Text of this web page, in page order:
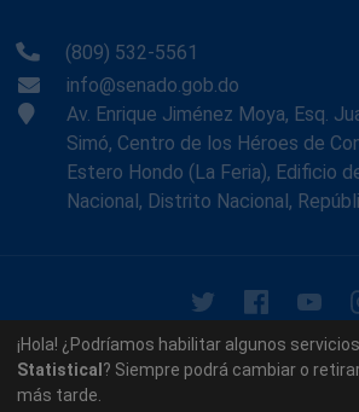
(809) 532-5561
info@senado.gob.do
Av. Enrique Jiménez Moya, Esq.
Simó, Centro de los Héroes de
Estero Hondo (La Feria), Edificio
Nacional, Distrito Nacional,
© 2026 - Memoria Histórica del
Dominicana. Todos los
¡Hola! ¿Podríamos habilitar algunos
Statistical ? Siempre podrá cambiar o
más tarde.